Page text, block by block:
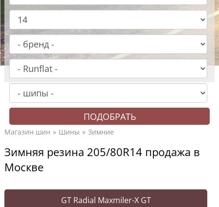
Магазин шин Шины Зимние
Зимняя резина 205/80R14 продажа в
Москве
GT Radial Maxmiler-X GT